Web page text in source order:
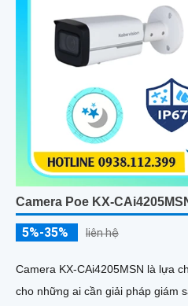
Camera Poe KX-
5%-35% liên hệ
Camera KX-CAi4205MSN là lựa
cho những ai cần giải pháp giám sát chi